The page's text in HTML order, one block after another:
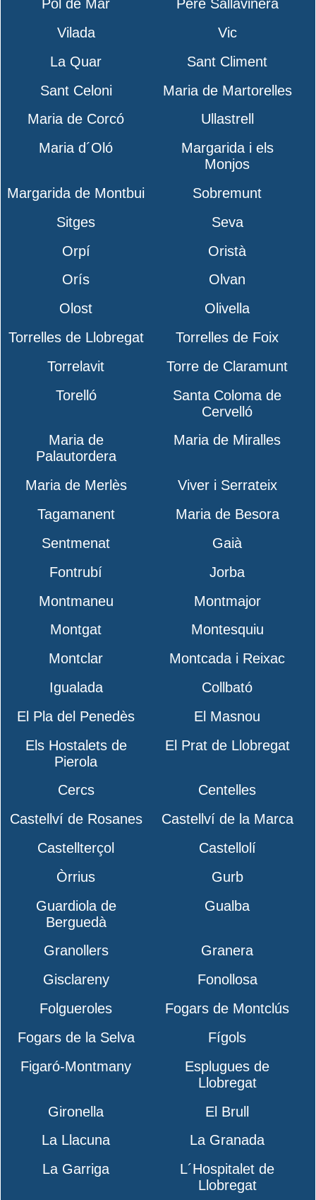
Pol de Mar
Pere Sallavinera
Vilada
Vic
La Quar
Sant Climent
Sant Celoni
Maria de Martorelles
Maria de Corcó
Ullastrell
Maria d´Oló
Margarida i els
Monjos
Margarida de Montbui
Sobremunt
Sitges
Seva
Orpí
Oristà
Orís
Olvan
Olost
Olivella
Torrelles de Llobregat
Torrelles de Foix
Torrelavit
Torre de Claramunt
Torelló
Santa Coloma de
Cervelló
Maria de
Palautordera
Maria de Miralles
Maria de Merlès
Viver i Serrateix
Tagamanent
Maria de Besora
Sentmenat
Gaià
Fontrubí
Jorba
Montmaneu
Montmajor
Montgat
Montesquiu
Montclar
Montcada i Reixac
Igualada
Collbató
El Pla del Penedès
El Masnou
Els Hostalets de
Pierola
El Prat de Llobregat
Cercs
Centelles
Castellví de Rosanes
Castellví de la Marca
Castellterçol
Castellolí
Òrrius
Gurb
Guardiola de
Berguedà
Gualba
Granollers
Granera
Gisclareny
Fonollosa
Folgueroles
Fogars de Montclús
Fogars de la Selva
Fígols
Figaró-Montmany
Esplugues de
Llobregat
Gironella
El Brull
La Llacuna
La Granada
La Garriga
L´Hospitalet de
Llobregat